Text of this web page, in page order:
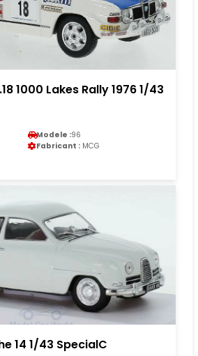
1000 Lakes Rally 1976 1/43
Modele :96
Fabricant : MCG
14 1/43 SpecialC